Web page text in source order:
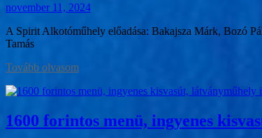
november 11, 2024
A Spirit Alkotóműhely előadása: Bakajsza Márk, Bozó
Tamás
Tovább olvasom
1600 forintos menü, ingyenes